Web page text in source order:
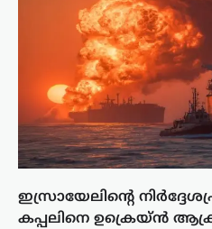
ഇസ്രായേലിന്റെ
കപ്പലിനെ ഉക്രെയ്ൻ